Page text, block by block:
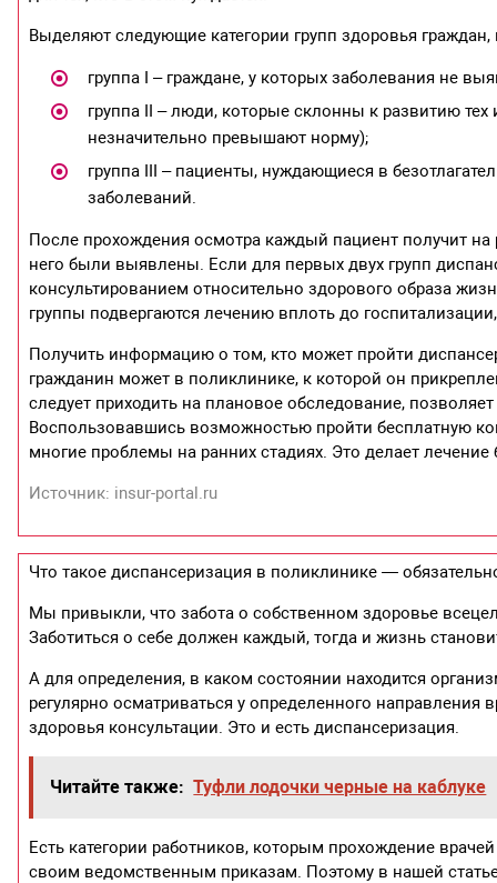
Выделяют следующие категории групп здоровья
группа І – граждане, у которых заболевания не
группа ІІ – люди, которые склонны к развитию
незначительно превышают норму);
группа ІІІ – пациенты, нуждающиеся в
заболеваний.
После прохождения осмотра каждый пациент получит
него были выявлены. Если для первых двух групп
консультированием относительно здорового образа
группы подвергаются лечению вплоть до
Получить информацию о том, кто может пройти
гражданин может в поликлинике, к которой он
следует приходить на плановое обследование,
Воспользовавшись возможностью пройти бесплатную
многие проблемы на ранних стадиях. Это делает
Источник: insur-portal.ru
Что такое диспансеризация в поликлинике —
Мы привыкли, что забота о собственном здоровье
Заботиться о себе должен каждый, тогда и жизнь
А для определения, в каком состоянии находится
регулярно осматриваться у определенного
здоровья консультации. Это и есть диспансеризация.
Читайте также: Туфли лодочки черные на каблуке
Есть категории работников, которым прохождение
своим ведомственным приказам. Поэтому в нашей